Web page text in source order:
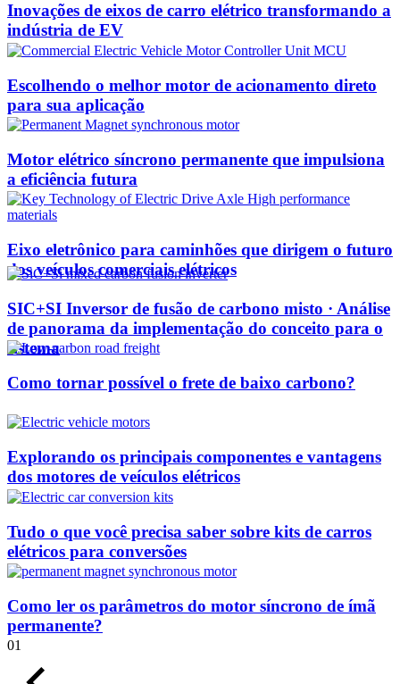
Inovações de eixos de carro elétrico transformando a
indústria de EV
Escolhendo o melhor motor de acionamento direto
para sua aplicação
Motor elétrico síncrono permanente que impulsiona
a eficiência futura
Eixo eletrônico para caminhões que dirigem o futuro
dos veículos comerciais elétricos
SIC+SI Inversor de fusão de carbono misto · Análise
de panorama da implementação do conceito para o
sistema
Como tornar possível o frete de baixo carbono?
Explorando os principais componentes e vantagens
dos motores de veículos elétricos
Tudo o que você precisa saber sobre kits de carros
elétricos para conversões
Como ler os parâmetros do motor síncrono de ímã
permanente?
01